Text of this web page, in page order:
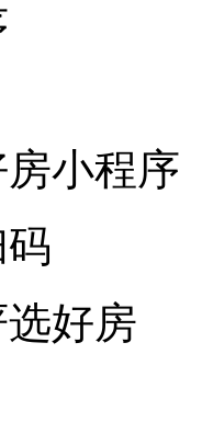
小程序
好房